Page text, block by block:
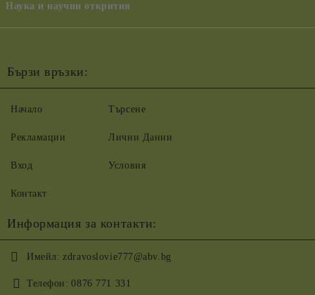
Наука и научни открития
Бързи връзки:
Начало
Рекламации
Вход
Контакт
Търсене
Лични Данни
Условия
Информация за контакти:
Имейл: zdravoslovie777@abv.bg
Телефон: 0876 771 331